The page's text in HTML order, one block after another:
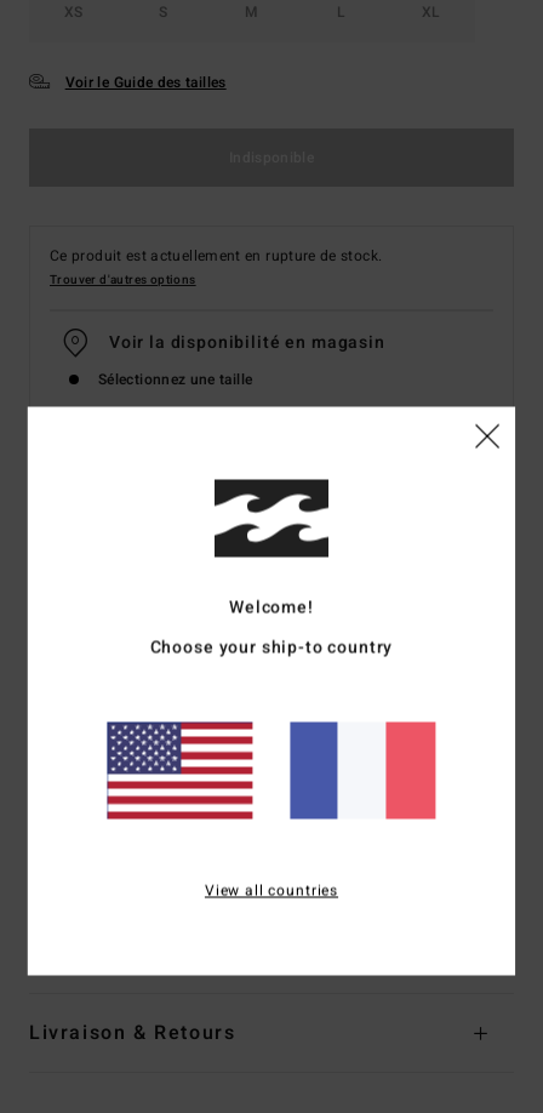
XS S M L XL
Voir le Guide des tailles
Ce produit est actuellement en rupture de stock.
Trouver d'autres options
Voir la disponibilité en magasin
Sélectionnez une taille
Details & caractéristiques
Haut de bikini Bleu Femme
Caractéristiques
Coussinets amovibles
Fermeture à glissière
Pièce métallique du logo sur la couture latérale arrière
gauche du porteur.
Livraison & Retours
Welcome!
Choose your ship-to country
View all countries